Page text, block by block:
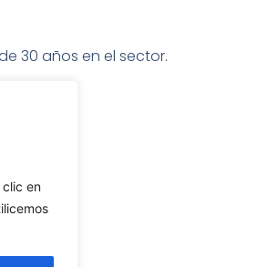
en
30 años en el sector.